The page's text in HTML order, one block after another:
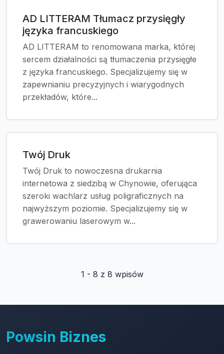
AD LITTERAM Tłumacz przysięgły
języka francuskiego
AD LITTERAM to renomowana marka, której
sercem działalności są tłumaczenia przysięgłe
z języka francuskiego. Specjalizujemy się w
zapewnianiu precyzyjnych i wiarygodnych
przekładów, które...
Twój Druk
Twój Druk to nowoczesna drukarnia
internetowa z siedzibą w Chynowie, oferująca
szeroki wachlarz usług poligraficznych na
najwyższym poziomie. Specjalizujemy się w
grawerowaniu laserowym w...
1 - 8 z 8 wpisów
Powsin Biznes